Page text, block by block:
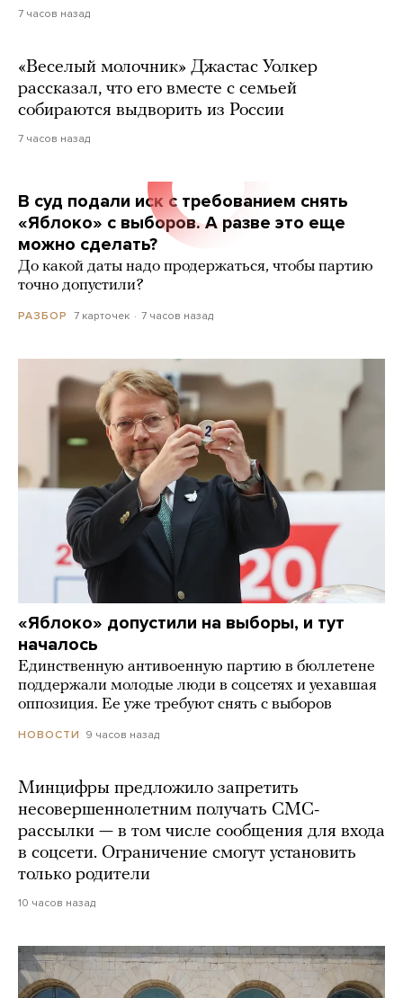
7 часов назад
«Веселый молочник» Джастас Уолкер
рассказал, что его вместе с семьей
собираются выдворить из России
7 часов назад
В суд подали иск с требованием снять
«Яблоко» с выборов. А разве это еще
можно сделать?
До какой даты надо продержаться, чтобы партию
точно допустили?
РАЗБОР 7 карточек 7 часов назад
«Яблоко» допустили на выборы, и тут
началось
Единственную антивоенную партию в бюллетене
поддержали молодые люди в соцсетях и уехавшая
оппозиция. Ее уже требуют снять с выборов
НОВОСТИ 9 часов назад
Минцифры предложило запретить
несовершеннолетним получать СМС-
рассылки — в том числе сообщения для входа
в соцсети. Ограничение смогут установить
только родители
10 часов назад